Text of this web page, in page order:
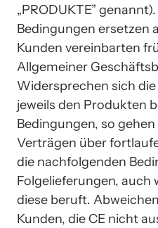
„PRODUKTE”
Bedingungen ersetzen
Kunden vereinbarten
Allgemeiner
Widersprechen sich
jeweils den Produkten
Bedingungen, so
Verträgen über
die nachfolgenden
Folgelieferungen, auch
diese beruft.
Kunden, die CE nicht